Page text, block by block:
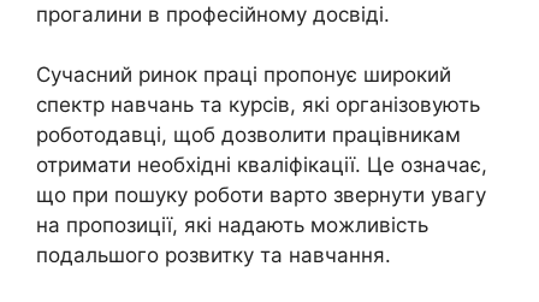
прогалини в професійному досвіді.
Сучасний ринок праці пропонує широкий
спектр навчань та курсів, які організовують
роботодавці, щоб дозволити працівникам
отримати необхідні кваліфікації. Це означає,
що при пошуку роботи варто звернути увагу
на пропозиції, які надають можливість
подальшого розвитку та навчання.